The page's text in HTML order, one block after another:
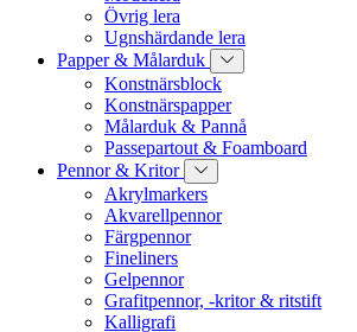
Övrig lera
Ugnshärdande lera
Papper & Målarduk
Konstnärsblock
Konstnärspapper
Målarduk & Pannå
Passepartout & Foamboard
Pennor & Kritor
Akrylmarkers
Akvarellpennor
Färgpennor
Fineliners
Gelpennor
Grafitpennor, -kritor & ritstift
Kalligrafi